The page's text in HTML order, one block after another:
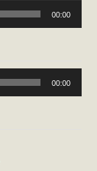
00:00
00:00